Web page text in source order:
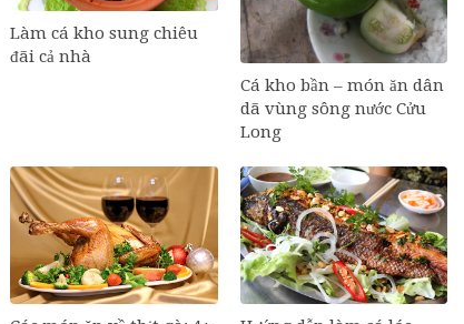
Làm cá kho sung chiêu
đãi cả nhà
Cá kho bần – món ăn dân
dã vùng sông nước Cửu
Long